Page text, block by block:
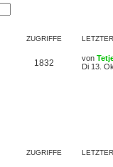
ZUGRIFFE
1832 von
Di 13.
ZUGRIFFE